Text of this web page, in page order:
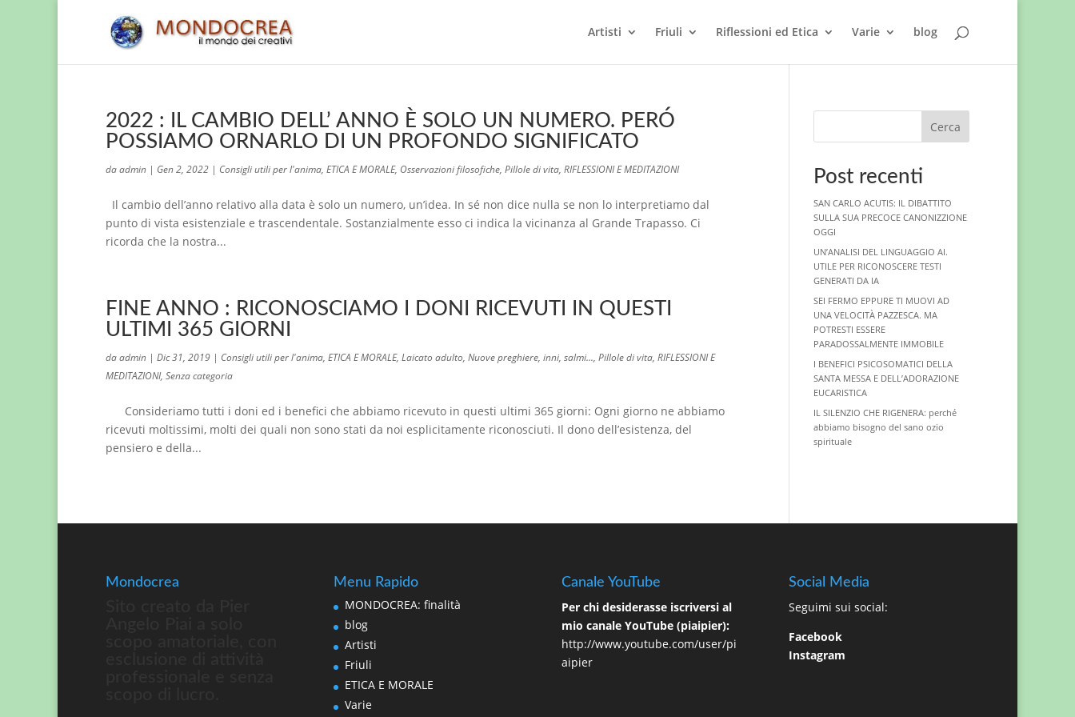
Artisti Friuli Riflessioni ed Etica Varie blog
2022 : IL CAMBIO DELL’ ANNO È SOLO UN NUMERO. PERÓ
POSSIAMO ORNARLO DI UN PROFONDO SIGNIFICATO
daadmin | Gen 2, 2022 | Consigli utili per l'anima, ETICA E MORALE, Osservazioni filosofiche, Pillole di vita, RIFLESSIONI E MEDITAZIONI
Il cambio dell’anno relativo alla data è solo un numero, un’idea. In sé non dice nulla se non lo interpretiamo dal
punto di vista esistenziale e trascendentale. Sostanzialmente esso ci indica la vicinanza al Grande Trapasso. Ci
ricorda che la nostra...
FINE ANNO : RICONOSCIAMO I DONI RICEVUTI IN QUESTI
ULTIMI 365 GIORNI
daadmin | Dic 31, 2019 | Consigli utili per l'anima, ETICA E MORALE, Laicato adulto, Nuove preghiere, inni, salmi..., Pillole di vita, RIFLESSIONI E
MEDITAZIONI, Senza categoria
Consideriamo tutti i doni ed i benefici che abbiamo ricevuto in questi ultimi 365 giorni: Ogni giorno ne abbiamo
ricevuti moltissimi, molti dei quali non sono stati da noi esplicitamente riconosciuti. Il dono dell’esistenza, del
pensiero e della...
Cerca
Post recenti
SAN CARLO ACUTIS: IL DIBATTITO
SULLA SUA PRECOCE CANONIZZIONE
OGGI
UN’ANALISI DEL LINGUAGGIO AI.
UTILE PER RICONOSCERE TESTI
GENERATI DA IA
SEI FERMO EPPURE TI MUOVI AD
UNA VELOCITÀ PAZZESCA. MA
POTRESTI ESSERE
PARADOSSALMENTE IMMOBILE
I BENEFICI PSICOSOMATICI DELLA
SANTA MESSA E DELL’ADORAZIONE
EUCARISTICA
IL SILENZIO CHE RIGENERA: perché
abbiamo bisogno del sano ozio
spirituale
Mondocrea Menu Rapido
MONDOCREA: finalità
blog
Artisti
Friuli
ETICA E MORALE
Varie
Canale YouTube
Per chi desiderasse iscriversi al
mio canale YouTube (piaipier):
http://www.youtube.com/user/pi
aipier
Social Media
Seguimi sui social:
Facebook
Instagram